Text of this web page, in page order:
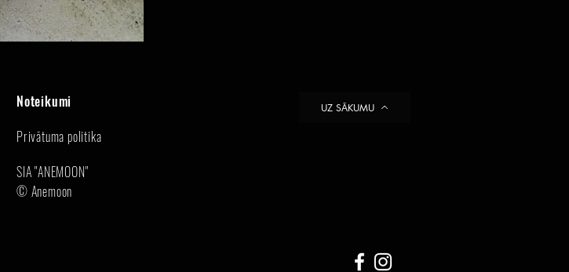
Noteikumi
Privātuma politika
SIA "ANEMOON"
© Anemoon
UZ SĀKUMU